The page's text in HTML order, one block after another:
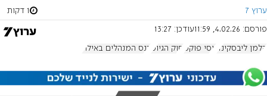
ערוץ 7 1 דקות
פורסם: 4.02.26, 11:59 עודכן: 13:27
קלמן ליבסקינד יוסי פוקס חוק הגיוס כנס המנהלים באילת